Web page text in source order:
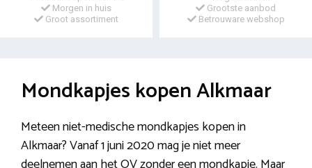
Morgen in huis
Groot assortiment
Grootste aanbod
Betrouware webshop
Mondkapjes kopen Alkmaar
Meteen niet-medische mondkapjes kopen in
Alkmaar? Vanaf 1 juni 2020 mag je niet meer